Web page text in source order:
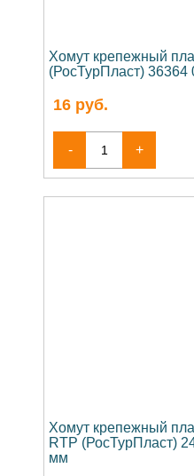
прокладкой М16 б/к
Хомут крепежный сталь
Хомут крепежный сталь
Хомут крепежный сталь
прокладкой М8/М10 б/к
Хомут крепежный
(РосТурПласт)
16 руб.
- +
Хомут крепежный
RTP (РосТурПласт)
мм